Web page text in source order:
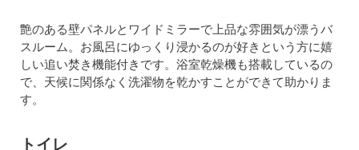
艶のある壁パネルとワイドミラーで上品な雰囲気が漂うバ
スルーム。お風呂にゆっくり浸かるのが好きという方に嬉
しい追い焚き機能付きです。浴室乾燥機も搭載しているの
で、天候に関係なく洗濯物を乾かすことができて助かりま
す。
トイレ